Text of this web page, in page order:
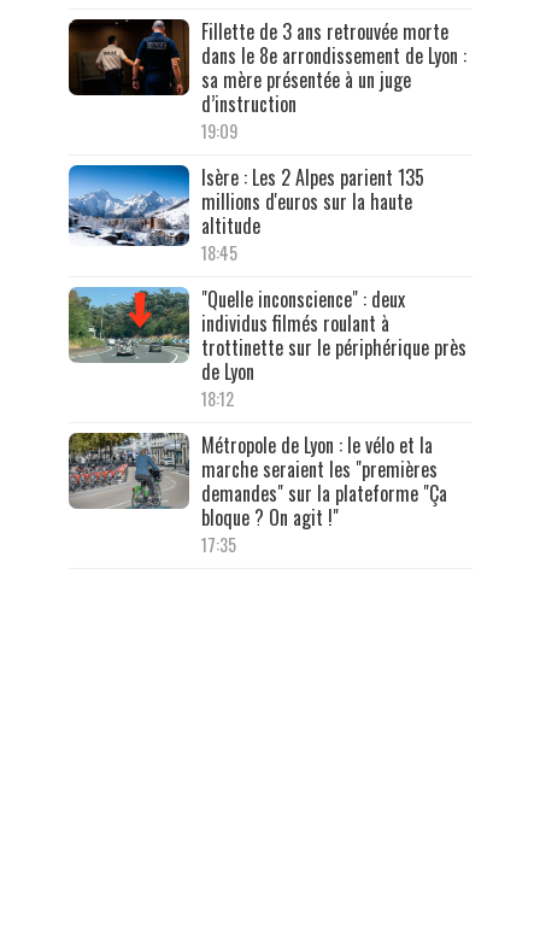
Fillette de 3 ans retrouvée morte
dans le 8e arrondissement de Lyon :
sa mère présentée à un juge
d’instruction
19:09
Isère : Les 2 Alpes parient 135
millions d'euros sur la haute
altitude
18:45
"Quelle inconscience" : deux
individus filmés roulant à
trottinette sur le périphérique près
de Lyon
18:12
Métropole de Lyon : le vélo et la
marche seraient les "premières
demandes" sur la plateforme "Ça
bloque ? On agit !"
17:35